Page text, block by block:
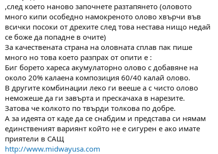
,след което наново започнете разтапянето (оловото
много кипи особедно намокреното олово хвърчи във
всички посоки от дрехите след това нестава нищо недай
се боже да попадне в очите)
За качествената страна на оловната сплав пак пише
много но това което разпрах от опити е :
Биг борето хареса акумулаторно олово с добавяне на
около 20% калаена композиция 60/40 калай олово.
В другите комбинации леко ги вееше а с чисто олово
неможеше да ги завърта и прескачаха в нарезите.
Затова че колкото по твърди толкова по добре.
А за идеята от каде да се снабдим и представа си нямам
единственият вариянт който не е сигурен е ако имате
приятели в САЩ
http://www.midwayusa.com